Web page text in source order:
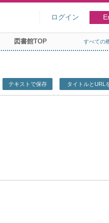
ログイン
図書館TOP すべての
テキストで保存 タイトルとURL